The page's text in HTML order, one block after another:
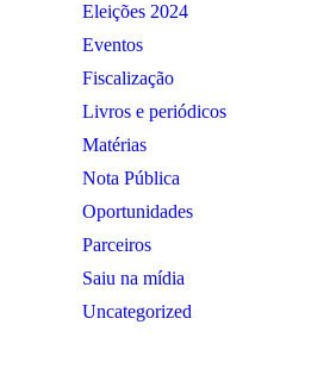
Eleições 2024
Eventos
Fiscalização
Livros e periódicos
Matérias
Nota Pública
Oportunidades
Parceiros
Saiu na mídia
Uncategorized